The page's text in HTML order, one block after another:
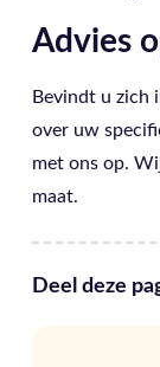
Advies
Bevindt u zich
over uw
met ons op.
maat.
Deel deze